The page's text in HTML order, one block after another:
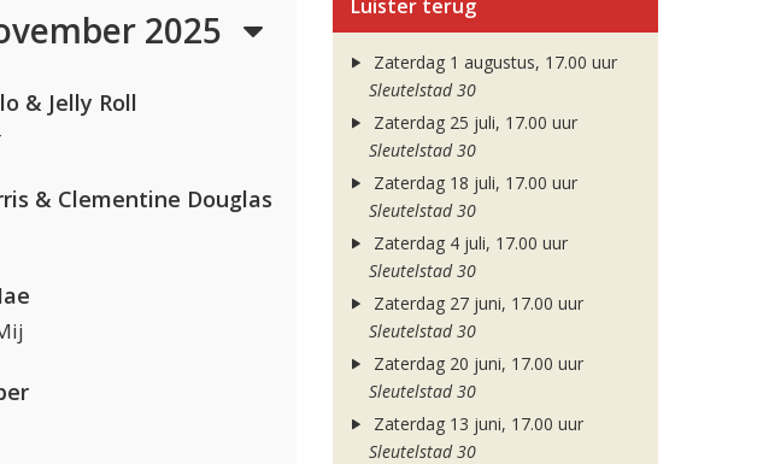
2025
& Jelly Roll
& Clementine Douglas
Luister terug
Zaterdag 1 augustus, 17.00 uur
Sleutelstad 30
Zaterdag 25 juli, 17.00 uur
Sleutelstad 30
Zaterdag 18 juli, 17.00 uur
Sleutelstad 30
Zaterdag 4 juli, 17.00 uur
Sleutelstad 30
Zaterdag 27 juni, 17.00 uur
Sleutelstad 30
Zaterdag 20 juni, 17.00 uur
Sleutelstad 30
Zaterdag 13 juni, 17.00 uur
Sleutelstad 30